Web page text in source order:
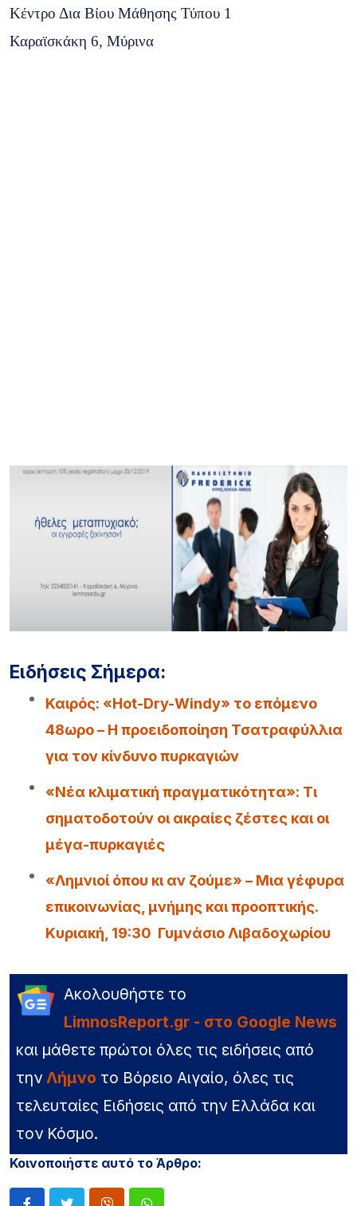
Κέντρο Δια Βίου Μάθησης Τύπου 1
Καραϊσκάκη 6, Μύρινα
Ειδήσεις Σήμερα:
Καιρός: «Hot-Dry-Windy» το επόμενο
48ωρο – Η προειδοποίηση Τσατραφύλλια
για τον κίνδυνο πυρκαγιών
«Νέα κλιματική πραγματικότητα»: Τι
σηματοδοτούν οι ακραίες ζέστες και οι
μέγα-πυρκαγιές
«Λημνιοί όπου κι αν ζούμε» – Μια γέφυρα
επικοινωνίας, μνήμης και προοπτικής.
Κυριακή, 19:30 Γυμνάσιο Λιβαδοχωρίου
Ακολουθήστε το
LimnosReport.gr - στο Google News
και μάθετε πρώτοι όλες τις ειδήσεις από
την Λήμνο το Βόρειο Αιγαίο, όλες τις
τελευταίες Ειδήσεις από την Ελλάδα και
τον Κόσμο.
Κοινοποιήστε αυτό το Άρθρο: